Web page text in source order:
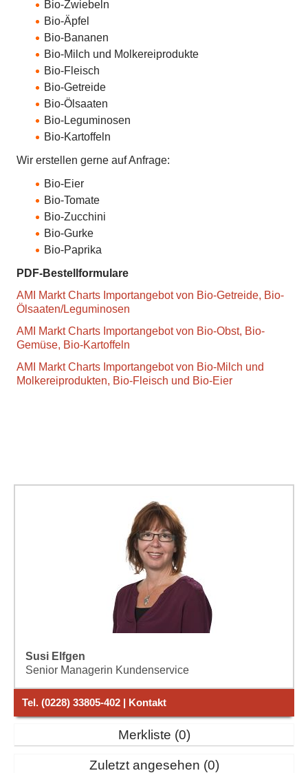
Bio-Zwiebeln
Bio-Äpfel
Bio-Bananen
Bio-Milch und Molkereiprodukte
Bio-Fleisch
Bio-Getreide
Bio-Ölsaaten
Bio-Leguminosen
Bio-Kartoffeln
Wir erstellen gerne auf Anfrage:
Bio-Eier
Bio-Tomate
Bio-Zucchini
Bio-Gurke
Bio-Paprika
PDF-Bestellformulare
AMI Markt Charts Importangebot von Bio-Getreide, Bio-
Ölsaaten/Leguminosen
AMI Markt Charts Importangebot von Bio-Obst, Bio-
Gemüse, Bio-Kartoffeln
AMI Markt Charts Importangebot von Bio-Milch und
Molkereiprodukten, Bio-Fleisch und Bio-Eier
Susi Elfgen
Senior Managerin Kundenservice
Tel. (0228) 33805-402 | Kontakt
Merkliste 0
Zuletzt angesehen 0